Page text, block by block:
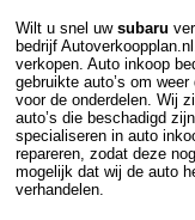
Wilt u snel uwsubaru
bedrijf
verkopen. Auto inkoop
gebruikte auto’s om
voor de onderdelen. Wij
auto’s die beschadigd
specialiseren in auto
repareren, zodat deze
mogelijk dat wij de auto
verhandelen.